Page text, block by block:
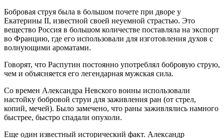
Бобровая струя была в большом почете при дворе у
Екатерины II, известной своей неуемной страстью. Это
вещество Россия в большом количестве поставляла на экспорт
во Францию, где его использовали для изготовления духов с
волнующими ароматами.
Говорят, что Распутин постоянно употреблял бобровую струю,
чем и объясняется его легендарная мужская сила.
Со времен Александра Невского воины использовали
настойку бобровой струи для заживления ран (от стрел,
копий, мечей). Было замечено, что раны заживлялись намного
быстрее, быстро спадали опухоли.
Еще один известный исторический факт. Александр